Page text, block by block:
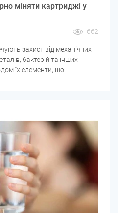
міняти картриджі у
662
захист від механічних
бактерій та інших
їх елементи, що